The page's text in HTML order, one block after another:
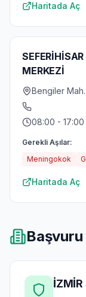
Haritada Aç
MERKEZİ
Bengiler
08:00 - 17:00
Gerekli Aşılar:
Meningokok
Haritada Aç
İZMİR